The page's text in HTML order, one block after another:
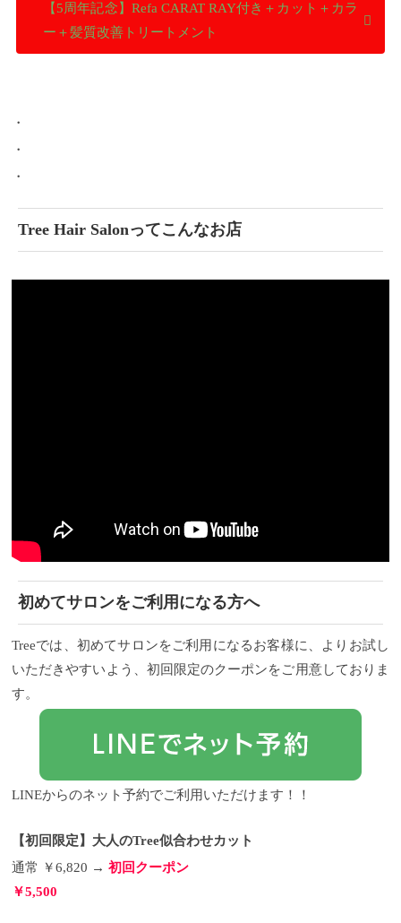
【5周年記念】Refa CARAT RAY付き＋カット＋カラ
ー＋髪質改善トリートメント
・
・
・
Tree Hair Salonってこんなお店
初めてサロンをご利用になる方へ
Treeでは、初めてサロンをご利用になるお客様に、よりお試し
いただきやすいよう、初回限定のクーポンをご用意しておりま
す。
LINEからのネット予約でご利用いただけます！！
【初回限定】大人のTree似合わせカット
通常 ￥6,820 → 初回クーポン
￥5,500